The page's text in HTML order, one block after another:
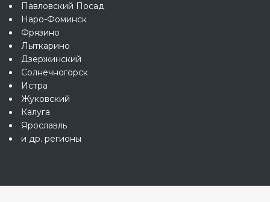
Павловский Посад
Наро-Фоминск
Фрязино
Лыткарино
Дзержинский
Солнечногорск
Истра
Жуковский
Калуга
Ярославль
и др. регионы